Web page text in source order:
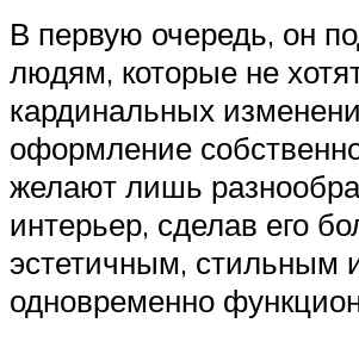
В первую очередь, он
людям, которые не
кардинальных
оформление
желают лишь
интерьер, сделав его
эстетичным, стильным
одновременно